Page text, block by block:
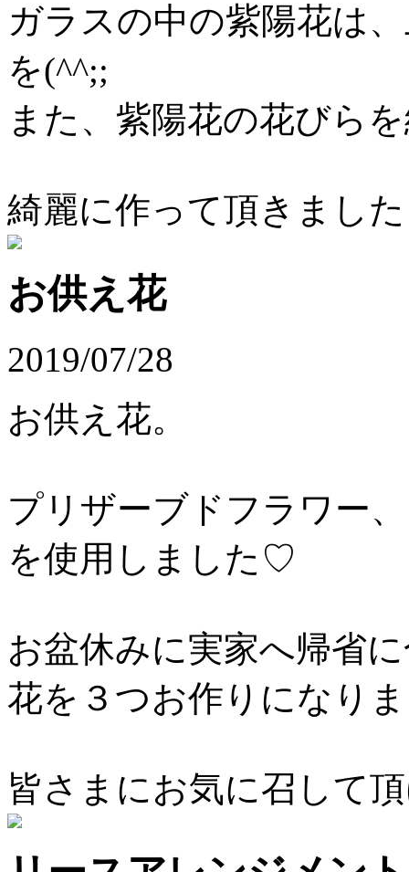
ガラスの中の紫陽花は
を(^^;;
また、紫陽花の花びら
綺麗に作って頂きまし
お供え花
2019/07/28
お供え花。
プリザーブドフラワー
を使用しました♡
お盆休みに実家へ帰省
花を３つお作りになり
皆さまにお気に召して